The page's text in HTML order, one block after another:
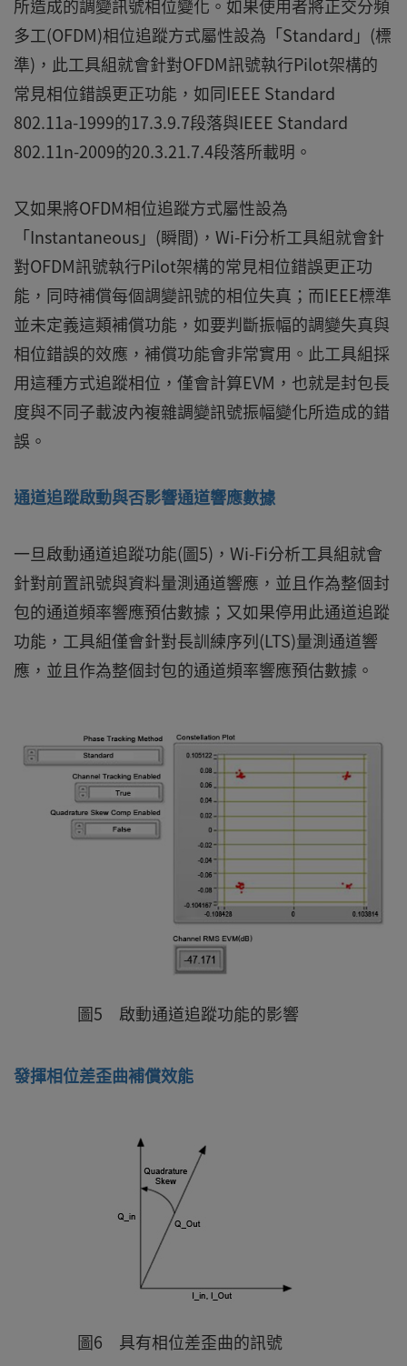
所造成的調變訊號相位變化。如果使用者將正交分頻
多工(OFDM)相位追蹤方式屬性設為「Standard」(標
準)，此工具組就會針對OFDM訊號執行Pilot架構的
常見相位錯誤更正功能，如同IEEE Standard
802.11a-1999的17.3.9.7段落與IEEE Standard
802.11n-2009的20.3.21.7.4段落所載明。
又如果將OFDM相位追蹤方式屬性設為
「Instantaneous」(瞬間)，Wi-Fi分析工具組就會針
對OFDM訊號執行Pilot架構的常見相位錯誤更正功
能，同時補償每個調變訊號的相位失真；而IEEE標準
並未定義這類補償功能，如要判斷振幅的調變失真與
相位錯誤的效應，補償功能會非常實用。此工具組採
用這種方式追蹤相位，僅會計算EVM，也就是封包長
度與不同子載波內複雜調變訊號振幅變化所造成的錯
誤。
通道追蹤啟動與否影響通道響應數據
一旦啟動通道追蹤功能(圖5)，Wi-Fi分析工具組就會
針對前置訊號與資料量測通道響應，並且作為整個封
包的通道頻率響應預估數據；又如果停用此通道追蹤
功能，工具組僅會針對長訓練序列(LTS)量測通道響
應，並且作為整個封包的通道頻率響應預估數據。
圖5 啟動通道追蹤功能的影響
發揮相位差歪曲補償效能
圖6 具有相位差歪曲的訊號